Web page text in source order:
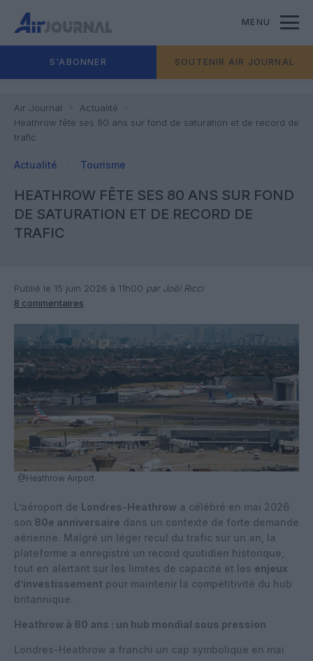
MENU
S'ABONNER SOUTENIR AIR JOURNAL
Air Journal
Actualité
Heathrow fête ses 80 ans sur fond de saturation et de record de
trafic
Actualité Tourisme
HEATHROW FÊTE SES 80 ANS SUR FOND
DE SATURATION ET DE RECORD DE
TRAFIC
Publié le 15 juin 2026 à 11h00 par Joël Ricci
8 commentaires
@Heathrow Airport
L’aéroport de Londres-Heathrow a célébré en mai 2026
son 80e anniversaire dans un contexte de forte demande
aérienne. Malgré un léger recul du trafic sur un an, la
plateforme a enregistré un record quotidien historique,
tout en alertant sur les limites de capacité et les enjeux
d’investissement pour maintenir la compétitivité du hub
britannique.
Heathrow à 80 ans : un hub mondial sous pression
Londres-Heathrow a franchi un cap symbolique en mai